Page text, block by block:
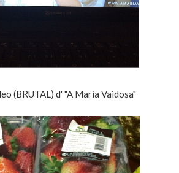
(BRUTAL) d' "A Maria Vaidosa"